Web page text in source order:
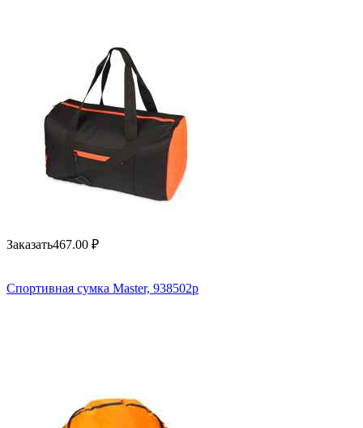
Заказать467.00 ₽
Спортивная сумка Master, 938502p